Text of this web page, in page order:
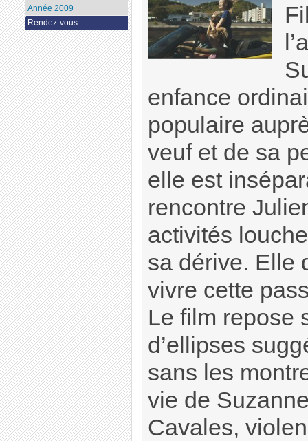
enfance
populaire
veuf et de sa
elle est
rencontre
activités
sa dérive. Elle
vivre cette
Le film repose
d’ellipses
sans les
vie de
Cavales,
Année 2009
Rendez-vous